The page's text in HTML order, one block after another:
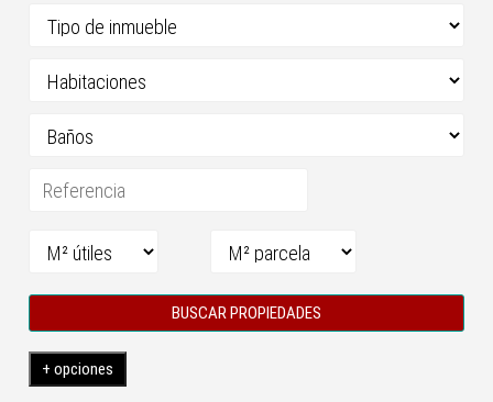
BUSCAR PROPIEDADES
+ opciones